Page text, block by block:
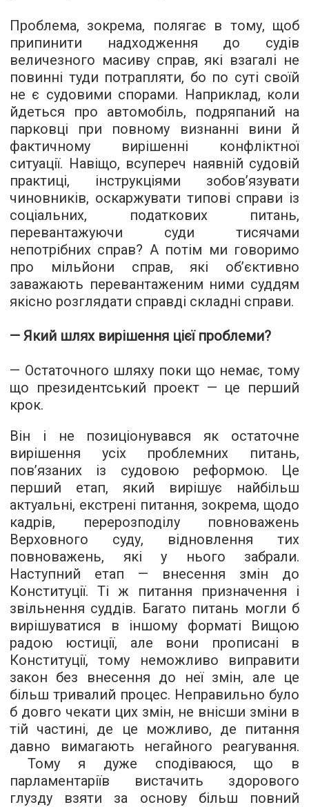
Проблема, зокрема, полягає в тому, щоб
припинити надходження до судів
величезного масиву справ, які взагалі не
повинні туди потрапляти, бо по суті своїй
не є судовими спорами. Наприклад, коли
йдеться про автомобіль, подряпаний на
парковці при повному визнанні вини й
фактичному вирішенні конфліктної
ситуації. Навіщо, всупереч наявній судовій
практиці, інструкціями зобов’язувати
чиновників, оскаржувати типові справи із
соціальних, податкових питань,
перевантажуючи суди тисячами
непотрібних справ? А потім ми говоримо
про мільйони справ, які об’єктивно
заважають перевантаженим ними суддям
якісно розглядати справді складні справи.
— Який шлях вирішення цієї проблеми?
— Остаточного шляху поки що немає, тому
що президентський проект — це перший
крок.
Він і не позиціонувався як остаточне
вирішення усіх проблемних питань,
пов’язаних із судовою реформою. Це
перший етап, який вирішує найбільш
актуальні, екстрені питання, зокрема, щодо
кадрів, перерозподілу повноважень
Верховного суду, відновлення тих
повноважень, які у нього забрали.
Наступний етап — внесення змін до
Конституції. Ті ж питання призначення і
звільнення суддів. Багато питань могли б
вирішуватися в іншому форматі Вищою
радою юстиції, але вони прописані в
Конституції, тому неможливо виправити
закон без внесення до неї змін, але це
більш тривалий процес. Неправильно було
б довго чекати цих змін, не внісши зміни в
тій частині, де це можливо, де питання
давно вимагають негайного реагування.
Тому я дуже сподіваюся, що в
парламентаріїв вистачить здорового
глузду взяти за основу більш повний